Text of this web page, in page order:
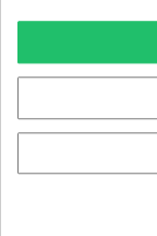
Fideo konjac
ancho (FISH